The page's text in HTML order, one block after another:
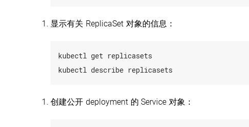
显示有关 ReplicaSet 对象的信息：
kubectl get replicasets
创建公开 deployment 的 Service 对象：